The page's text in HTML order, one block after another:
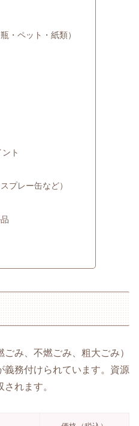
・ペット・紙類）
ト
プレー缶など）
み、不燃ごみ、粗大ごみ）
義務付けられています。資源
れます。